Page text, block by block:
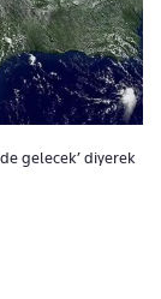
gelecek’ diyerek